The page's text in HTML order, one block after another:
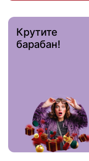
Крутите
барабан!